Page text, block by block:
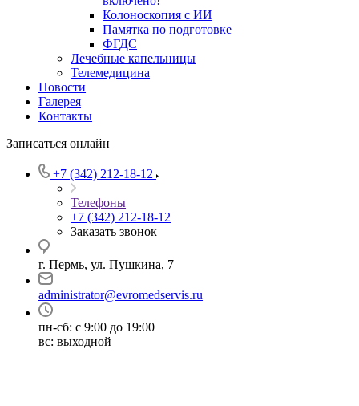
Колоноскопия с ИИ
Памятка по подготовке
ФГДС
Лечебные капельницы
Телемедицина
Новости
Галерея
Контакты
Записаться онлайн
+7 (342) 212-18-12
Телефоны
+7 (342) 212-18-12
Заказать звонок
г. Пермь, ул. Пушкина, 7
administrator@evromedservis.ru
пн-сб: с 9:00 до 19:00
вс: выходной